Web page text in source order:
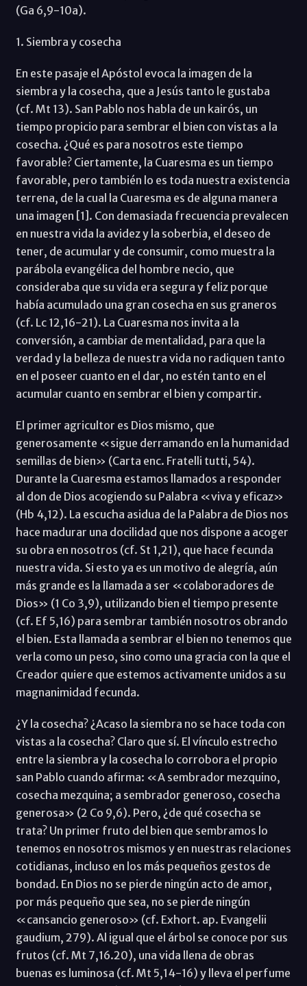
(Ga 6,9-10a).
1. Siembra y cosecha
En este pasaje el Apóstol evoca la imagen de la
siembra y la cosecha, que a Jesús tanto le gustaba
(cf. Mt 13). San Pablo nos habla de un kairós, un
tiempo propicio para sembrar el bien con vistas a la
cosecha. ¿Qué es para nosotros este tiempo
favorable? Ciertamente, la Cuaresma es un tiempo
favorable, pero también lo es toda nuestra existencia
terrena, de la cual la Cuaresma es de alguna manera
una imagen [1]. Con demasiada frecuencia prevalecen
en nuestra vida la avidez y la soberbia, el deseo de
tener, de acumular y de consumir, como muestra la
parábola evangélica del hombre necio, que
consideraba que su vida era segura y feliz porque
había acumulado una gran cosecha en sus graneros
(cf. Lc 12,16-21). La Cuaresma nos invita a la
conversión, a cambiar de mentalidad, para que la
verdad y la belleza de nuestra vida no radiquen tanto
en el poseer cuanto en el dar, no estén tanto en el
acumular cuanto en sembrar el bien y compartir.
El primer agricultor es Dios mismo, que
generosamente «sigue derramando en la humanidad
semillas de bien» (Carta enc. Fratelli tutti, 54).
Durante la Cuaresma estamos llamados a responder
al don de Dios acogiendo su Palabra «viva y eficaz»
(Hb 4,12). La escucha asidua de la Palabra de Dios nos
hace madurar una docilidad que nos dispone a acoger
su obra en nosotros (cf. St 1,21), que hace fecunda
nuestra vida. Si esto ya es un motivo de alegría, aún
más grande es la llamada a ser «colaboradores de
Dios» (1 Co 3,9), utilizando bien el tiempo presente
(cf. Ef 5,16) para sembrar también nosotros obrando
el bien. Esta llamada a sembrar el bien no tenemos que
verla como un peso, sino como una gracia con la que el
Creador quiere que estemos activamente unidos a su
magnanimidad fecunda.
¿Y la cosecha? ¿Acaso la siembra no se hace toda con
vistas a la cosecha? Claro que sí. El vínculo estrecho
entre la siembra y la cosecha lo corrobora el propio
san Pablo cuando afirma: «A sembrador mezquino,
cosecha mezquina; a sembrador generoso, cosecha
generosa» (2 Co 9,6). Pero, ¿de qué cosecha se
trata? Un primer fruto del bien que sembramos lo
tenemos en nosotros mismos y en nuestras relaciones
cotidianas, incluso en los más pequeños gestos de
bondad. En Dios no se pierde ningún acto de amor,
por más pequeño que sea, no se pierde ningún
«cansancio generoso» (cf. Exhort. ap. Evangelii
gaudium, 279). Al igual que el árbol se conoce por sus
frutos (cf. Mt 7,16.20), una vida llena de obras
buenas es luminosa (cf. Mt 5,14-16) y lleva el perfume